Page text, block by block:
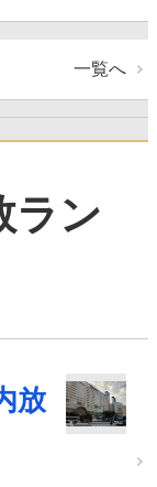
一覧へ
ラン
放